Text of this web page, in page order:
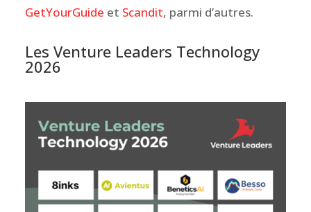
GetYourGuide et Scandit, parmi d’autres.
Les Venture Leaders Technology
2026